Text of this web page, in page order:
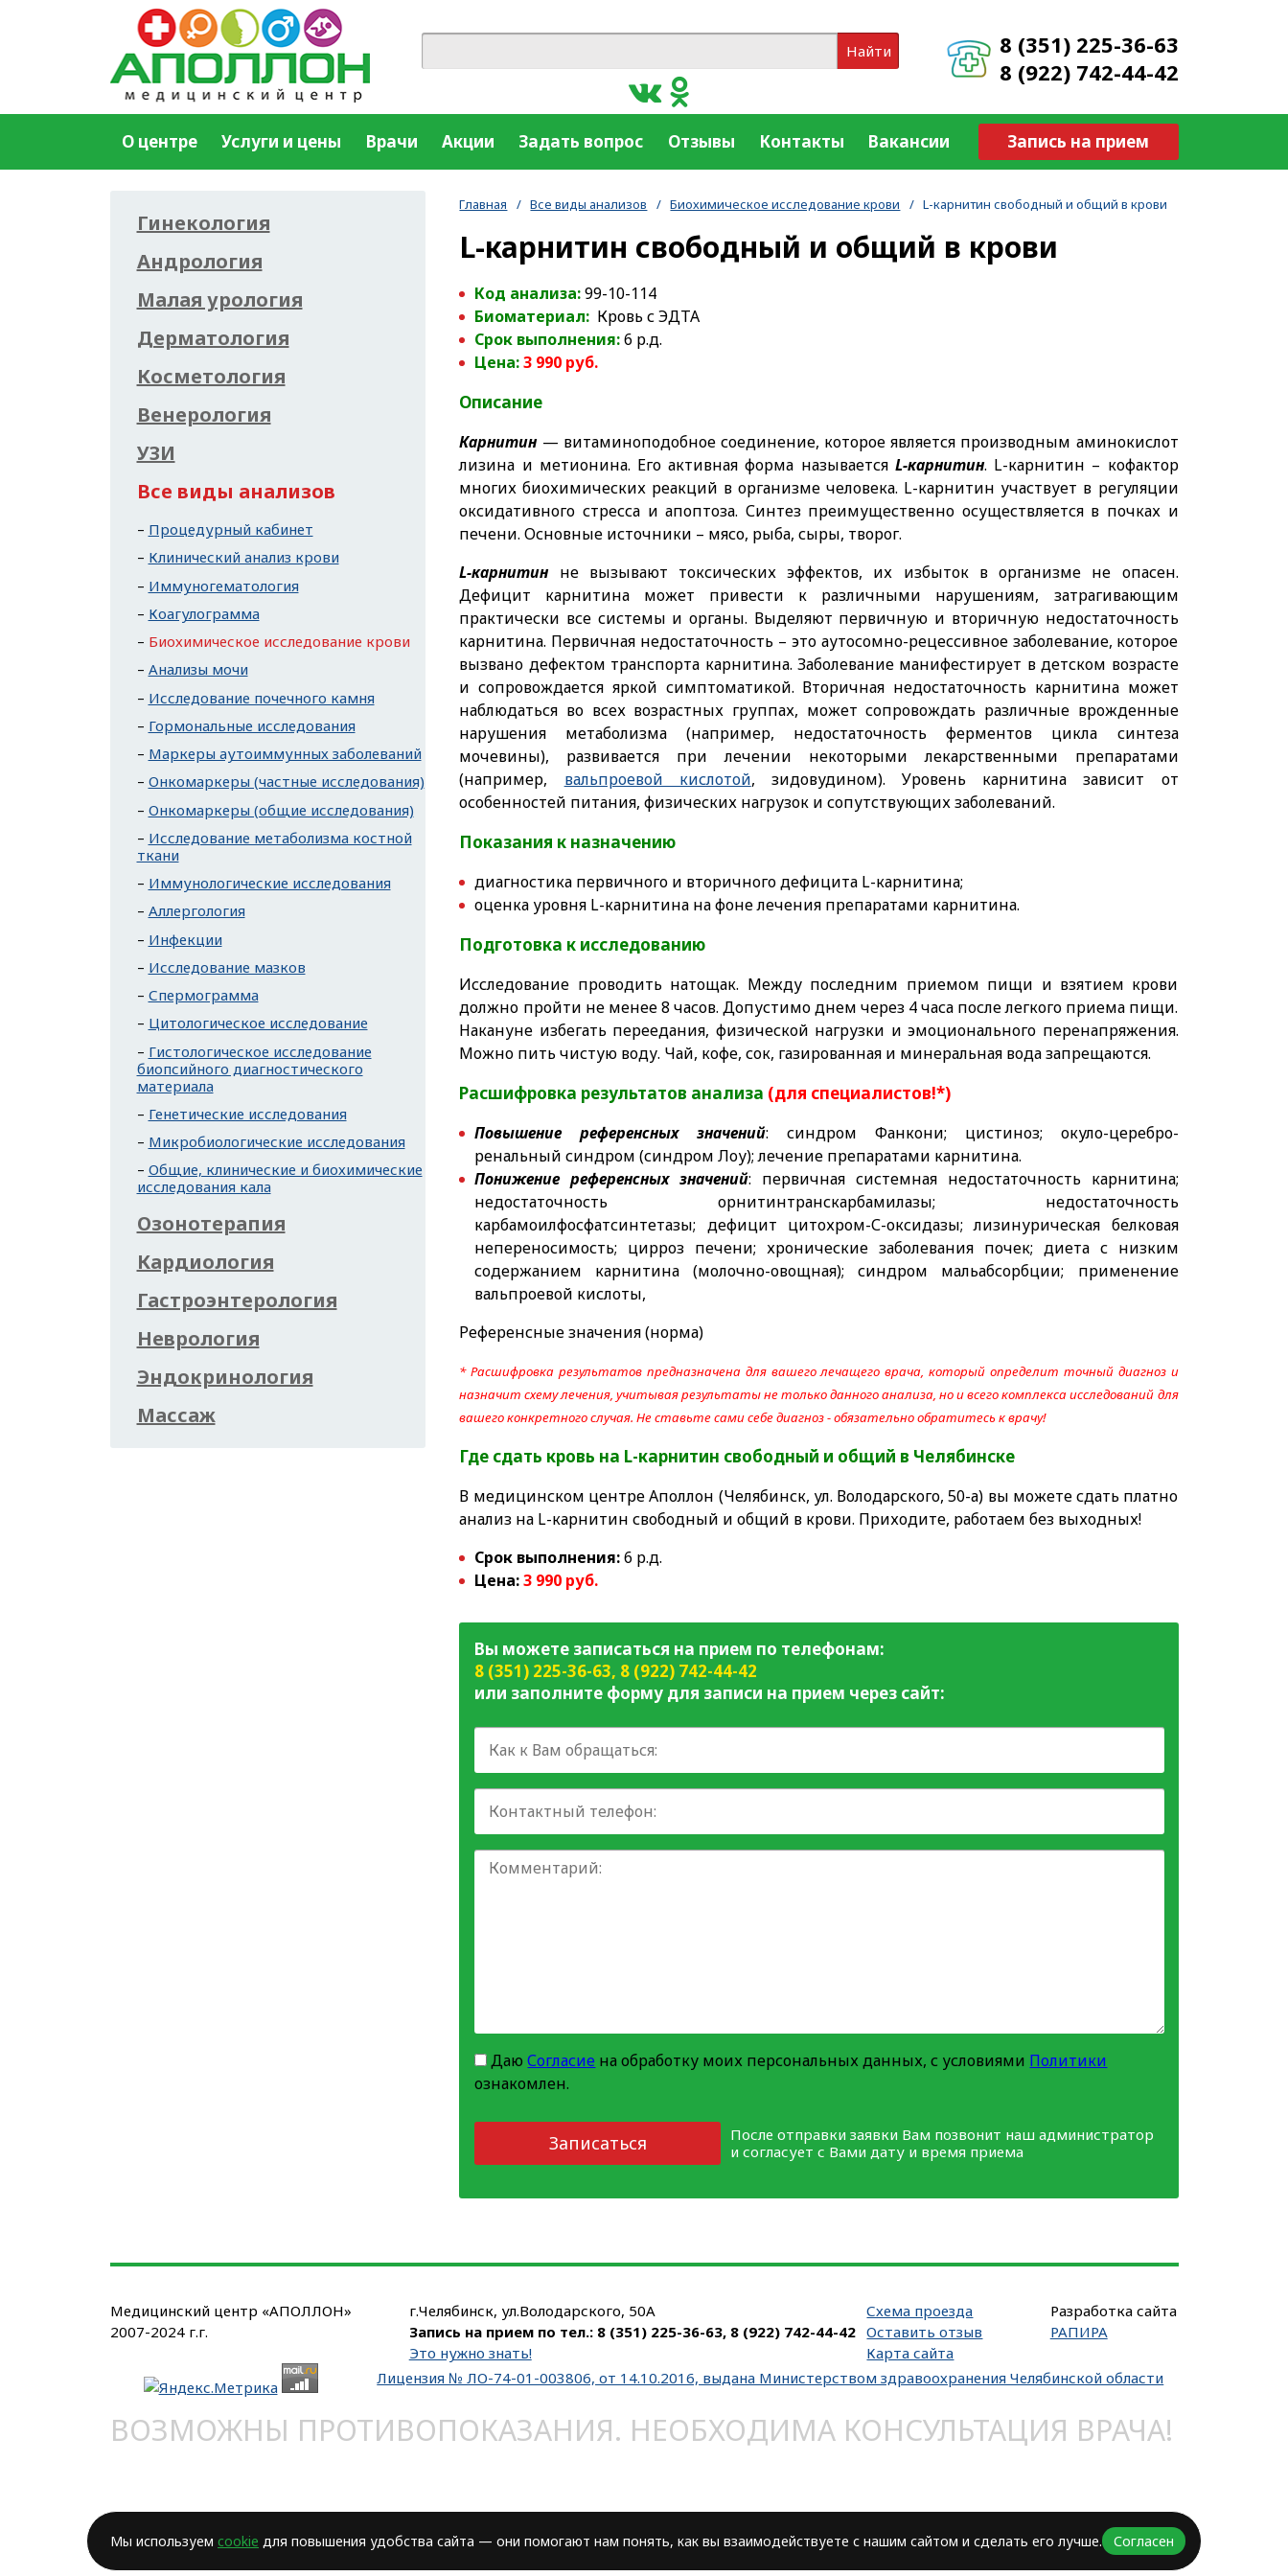
8 (351) 225-36-63
8 (922) 742-44-42
Найти
Запись на прием
О центре Услуги и цены Врачи Акции Задать вопрос Отзывы Контакты Вакансии
Главная / Все виды анализов / Биохимическое исследование крови / L-карнитин свободный и общий в крови
L-карнитин свободный и общий в крови
Код анализа:99-10-114
Биоматериал: Кровь с ЭДТА
Срок выполнения:6 р.д.
Цена: 3 990 руб.
Описание
Карнитин— витаминоподобное соединение, которое является производным аминокислот
лизина и метионина. Его активная форма называется L-карнитин. L-карнитин – кофактор
многих биохимических реакций в организме человека. L-карнитин участвует в регуляции
оксидативного стресса и апоптоза. Синтез преимущественно осуществляется в почках и
печени. Основные источники – мясо, рыба, сыры, творог.
L-карнитинне вызывают токсических эффектов, их избыток в организме не опасен.
Дефицит карнитина может привести к различными нарушениям, затрагивающим
практически все системы и органы. Выделяют первичную и вторичную недостаточность
карнитина. Первичная недостаточность – это аутосомно-рецессивное заболевание, которое
вызвано дефектом транспорта карнитина. Заболевание манифестирует в детском возрасте
и сопровождается яркой симптоматикой. Вторичная недостаточность карнитина может
наблюдаться во всех возрастных группах, может сопровождать различные врожденные
нарушения метаболизма (например, недостаточность ферментов цикла синтеза
мочевины), развивается при лечении некоторыми лекарственными препаратами
(например, вальпроевой кислотой, зидовудином). Уровень карнитина зависит от
особенностей питания, физических нагрузок и сопутствующих заболеваний.
Показания к назначению
диагностика первичного и вторичного дефицита L-карнитина;
оценка уровня L-карнитина на фоне лечения препаратами карнитина.
Подготовка к исследованию
Исследование проводить натощак. Между последним приемом пищи и взятием крови
должно пройти не менее 8 часов. Допустимо днем через 4 часа после легкого приема пищи.
Накануне избегать переедания, физической нагрузки и эмоционального перенапряжения.
Можно пить чистую воду. Чай, кофе, сок, газированная и минеральная вода запрещаются.
Расшифровка результатов анализа (для специалистов!*)
Повышение референсных значений: синдром Фанкони; цистиноз; окуло-церебро-
ренальный синдром (синдром Лоу); лечение препаратами карнитина.
Понижение референсных значений: первичная системная недостаточность карнитина;
недостаточность орнитинтранскарбамилазы; недостаточность
карбамоилфосфатсинтетазы; дефицит цитохром-С-оксидазы; лизинурическая белковая
непереносимость; цирроз печени; хронические заболевания почек; диета с низким
содержанием карнитина (молочно-овощная); синдром мальабсорбции; применение
вальпроевой кислоты,
Референсные значения (норма)
* Расшифровка результатов предназначена для вашего лечащего врача, который определит точный диагноз и
назначит схему лечения, учитывая результаты не только данного анализа, но и всего комплекса исследований для
вашего конкретного случая. Не ставьте сами себе диагноз - обязательно обратитесь к врачу!
Где сдать кровь на L-карнитин свободный и общий в Челябинске
В медицинском центре Аполлон (Челябинск, ул. Володарского, 50-а) вы можете сдать платно
анализ на L-карнитин свободный и общий в крови. Приходите, работаем без выходных!
Срок выполнения:6 р.д.
Цена: 3 990 руб.
Вы можете записаться на прием по телефонам:
8 (351) 225-36-63, 8 (922) 742-44-42
или заполните форму для записи на прием через сайт:
ДаюСогласие на обработку моих персональных данных, с условиями Политики
ознакомлен.
Записаться
После отправки заявки Вам позвонит наш администратор
и согласует с Вами дату и время приема
Гинекология
Андрология
Малая урология
Дерматология
Косметология
Венерология
УЗИ
Все виды анализов
Процедурный кабинет
Клинический анализ крови
Иммуногематология
Коагулограмма
Биохимическое исследование крови
Анализы мочи
Исследование почечного камня
Гормональные исследования
Маркеры аутоиммунных заболеваний
Онкомаркеры (частные исследования)
Онкомаркеры (общие исследования)
Исследование метаболизма костной
ткани
Иммунологические исследования
Аллергология
Инфекции
Исследование мазков
Спермограмма
Цитологическое исследование
Гистологическое исследование
биопсийного диагностического
материала
Генетические исследования
Микробиологические исследования
Общие, клинические и биохимические
исследования кала
Озонотерапия
Кардиология
Гастроэнтерология
Неврология
Эндокринология
Массаж
Медицинский центр «АПОЛЛОН»
2007-2024 г.г.
г.Челябинск, ул.Володарского, 50А
Запись на прием по тел.: 8 (351) 225-36-63, 8 (922) 742-44-42
Это нужно знать!
Схема проезда
Оставить отзыв
Карта сайта
Лицензия № ЛО-74-01-003806, от 14.10.2016, выдана Министерством здравоохранения Челябинской области
ВОЗМОЖНЫ ПРОТИВОПОКАЗАНИЯ. НЕОБХОДИМА КОНСУЛЬТАЦИЯ ВРАЧА!
Разработка сайта
РАПИРА
Мы используем cookie для повышения удобства сайта — они помогают нам понять, как вы взаимодействуете с нашим сайтом и сделать его лучше. Согласен